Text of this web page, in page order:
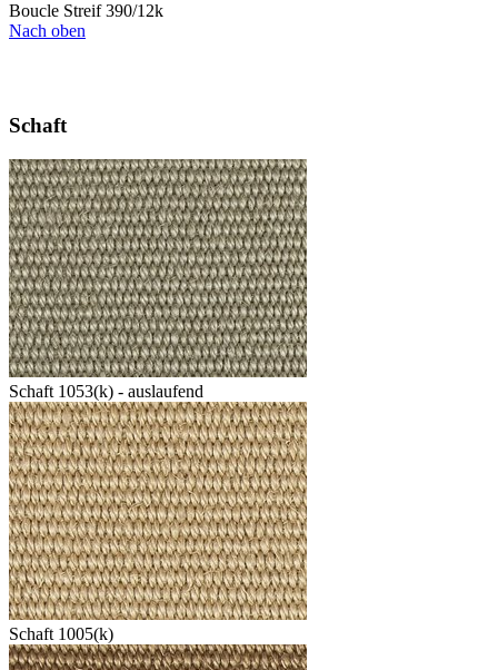
Boucle Streif 390/12k
Nach oben
Schaft
Schaft 1053(k) - auslaufend
Schaft 1005(k)